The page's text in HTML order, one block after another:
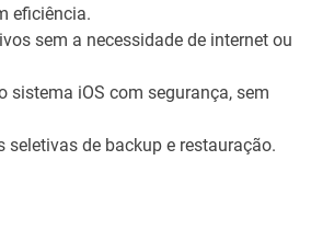
eficiência.
sem a necessidade de internet ou
sistema iOS com segurança, sem
seletivas de backup e restauração.